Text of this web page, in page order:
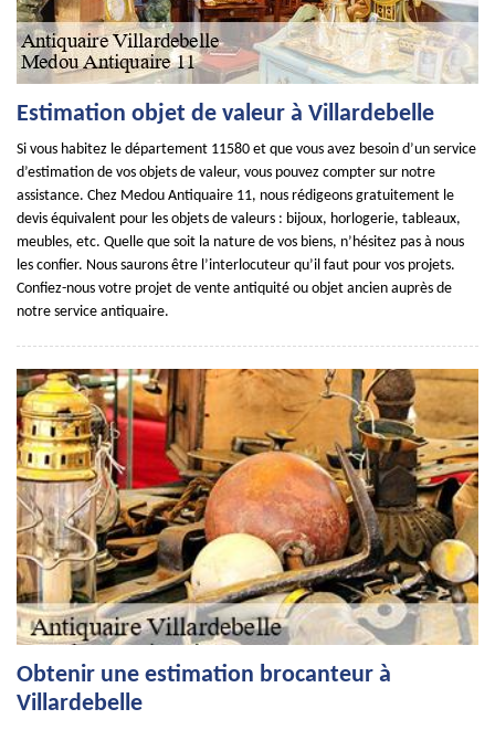
Estimation objet de valeur à Villardebelle
Si vous habitez le département 11580 et que vous avez besoin d’un service
d’estimation de vos objets de valeur, vous pouvez compter sur notre
assistance. Chez Medou Antiquaire 11, nous rédigeons gratuitement le
devis équivalent pour les objets de valeurs : bijoux, horlogerie, tableaux,
meubles, etc. Quelle que soit la nature de vos biens, n’hésitez pas à nous
les confier. Nous saurons être l’interlocuteur qu’il faut pour vos projets.
Confiez-nous votre projet de vente antiquité ou objet ancien auprès de
notre service antiquaire.
Obtenir une estimation brocanteur à
Villardebelle